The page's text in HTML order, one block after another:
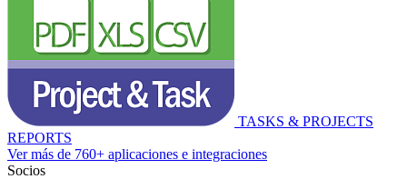
TASKS & PROJECTS
REPORTS
Ver más de 760+ aplicaciones e integraciones
Socios